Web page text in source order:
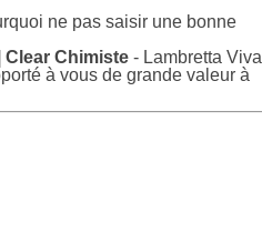
ne pas saisir une bonne
Clear Chimiste - Lambretta Viva
à vous de grande valeur à